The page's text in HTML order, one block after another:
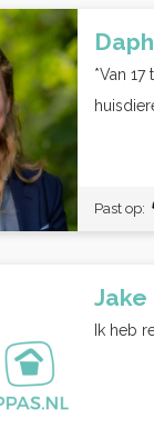
*Van
Past op:
Jake
Ik heb